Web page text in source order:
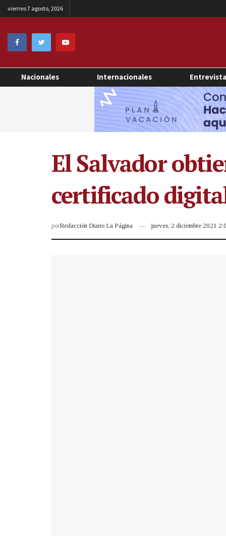
viernes 7 agosto, 2026
Nacionales Internacionales
El Salvador
certificado
porRedacción Diario La Página jueves, 2 diciembre 2021